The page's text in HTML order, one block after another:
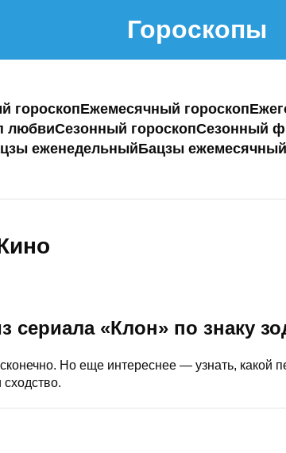
Гороскопы
гороскопЕжемесячный гороскоп
любвиСезонный гороскопСезонный
еженедельныйБацзы ежемесячный
«Клон» по знаку
Но еще интереснее — узнать, какой
сходство.